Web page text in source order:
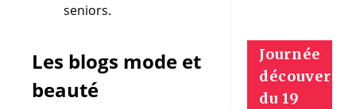
seniors.
Les blogs mode et
beauté
Journée
découverte
du 19